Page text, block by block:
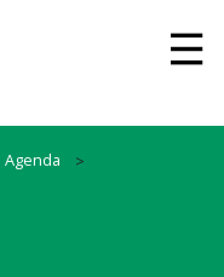
Agenda